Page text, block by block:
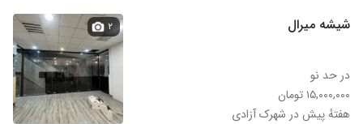
شیشه میرال
در حد نو
۱۵,۰۰۰,۰۰۰ تومان
هفتهٔ پیش در شهرک آزادی
۲